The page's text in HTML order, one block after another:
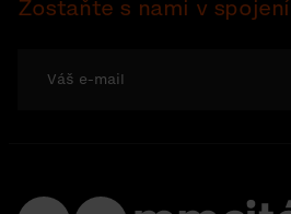
Zostaňte s nami v spojení